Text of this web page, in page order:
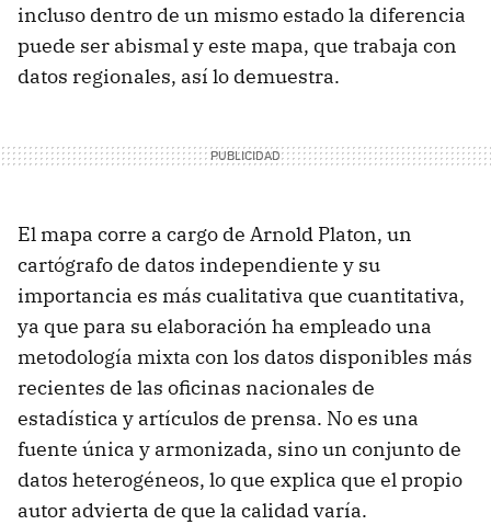
incluso dentro de un mismo estado la diferencia
puede ser abismal y este mapa, que trabaja con
datos regionales, así lo demuestra.
El mapa corre a cargo de Arnold Platon, un
cartógrafo de datos independiente y su
importancia es más cualitativa que cuantitativa,
ya que para su elaboración ha empleado una
metodología mixta con los datos disponibles más
recientes de las oficinas nacionales de
estadística y artículos de prensa. No es una
fuente única y armonizada, sino un conjunto de
datos heterogéneos, lo que explica que el propio
autor advierta de que la calidad varía.